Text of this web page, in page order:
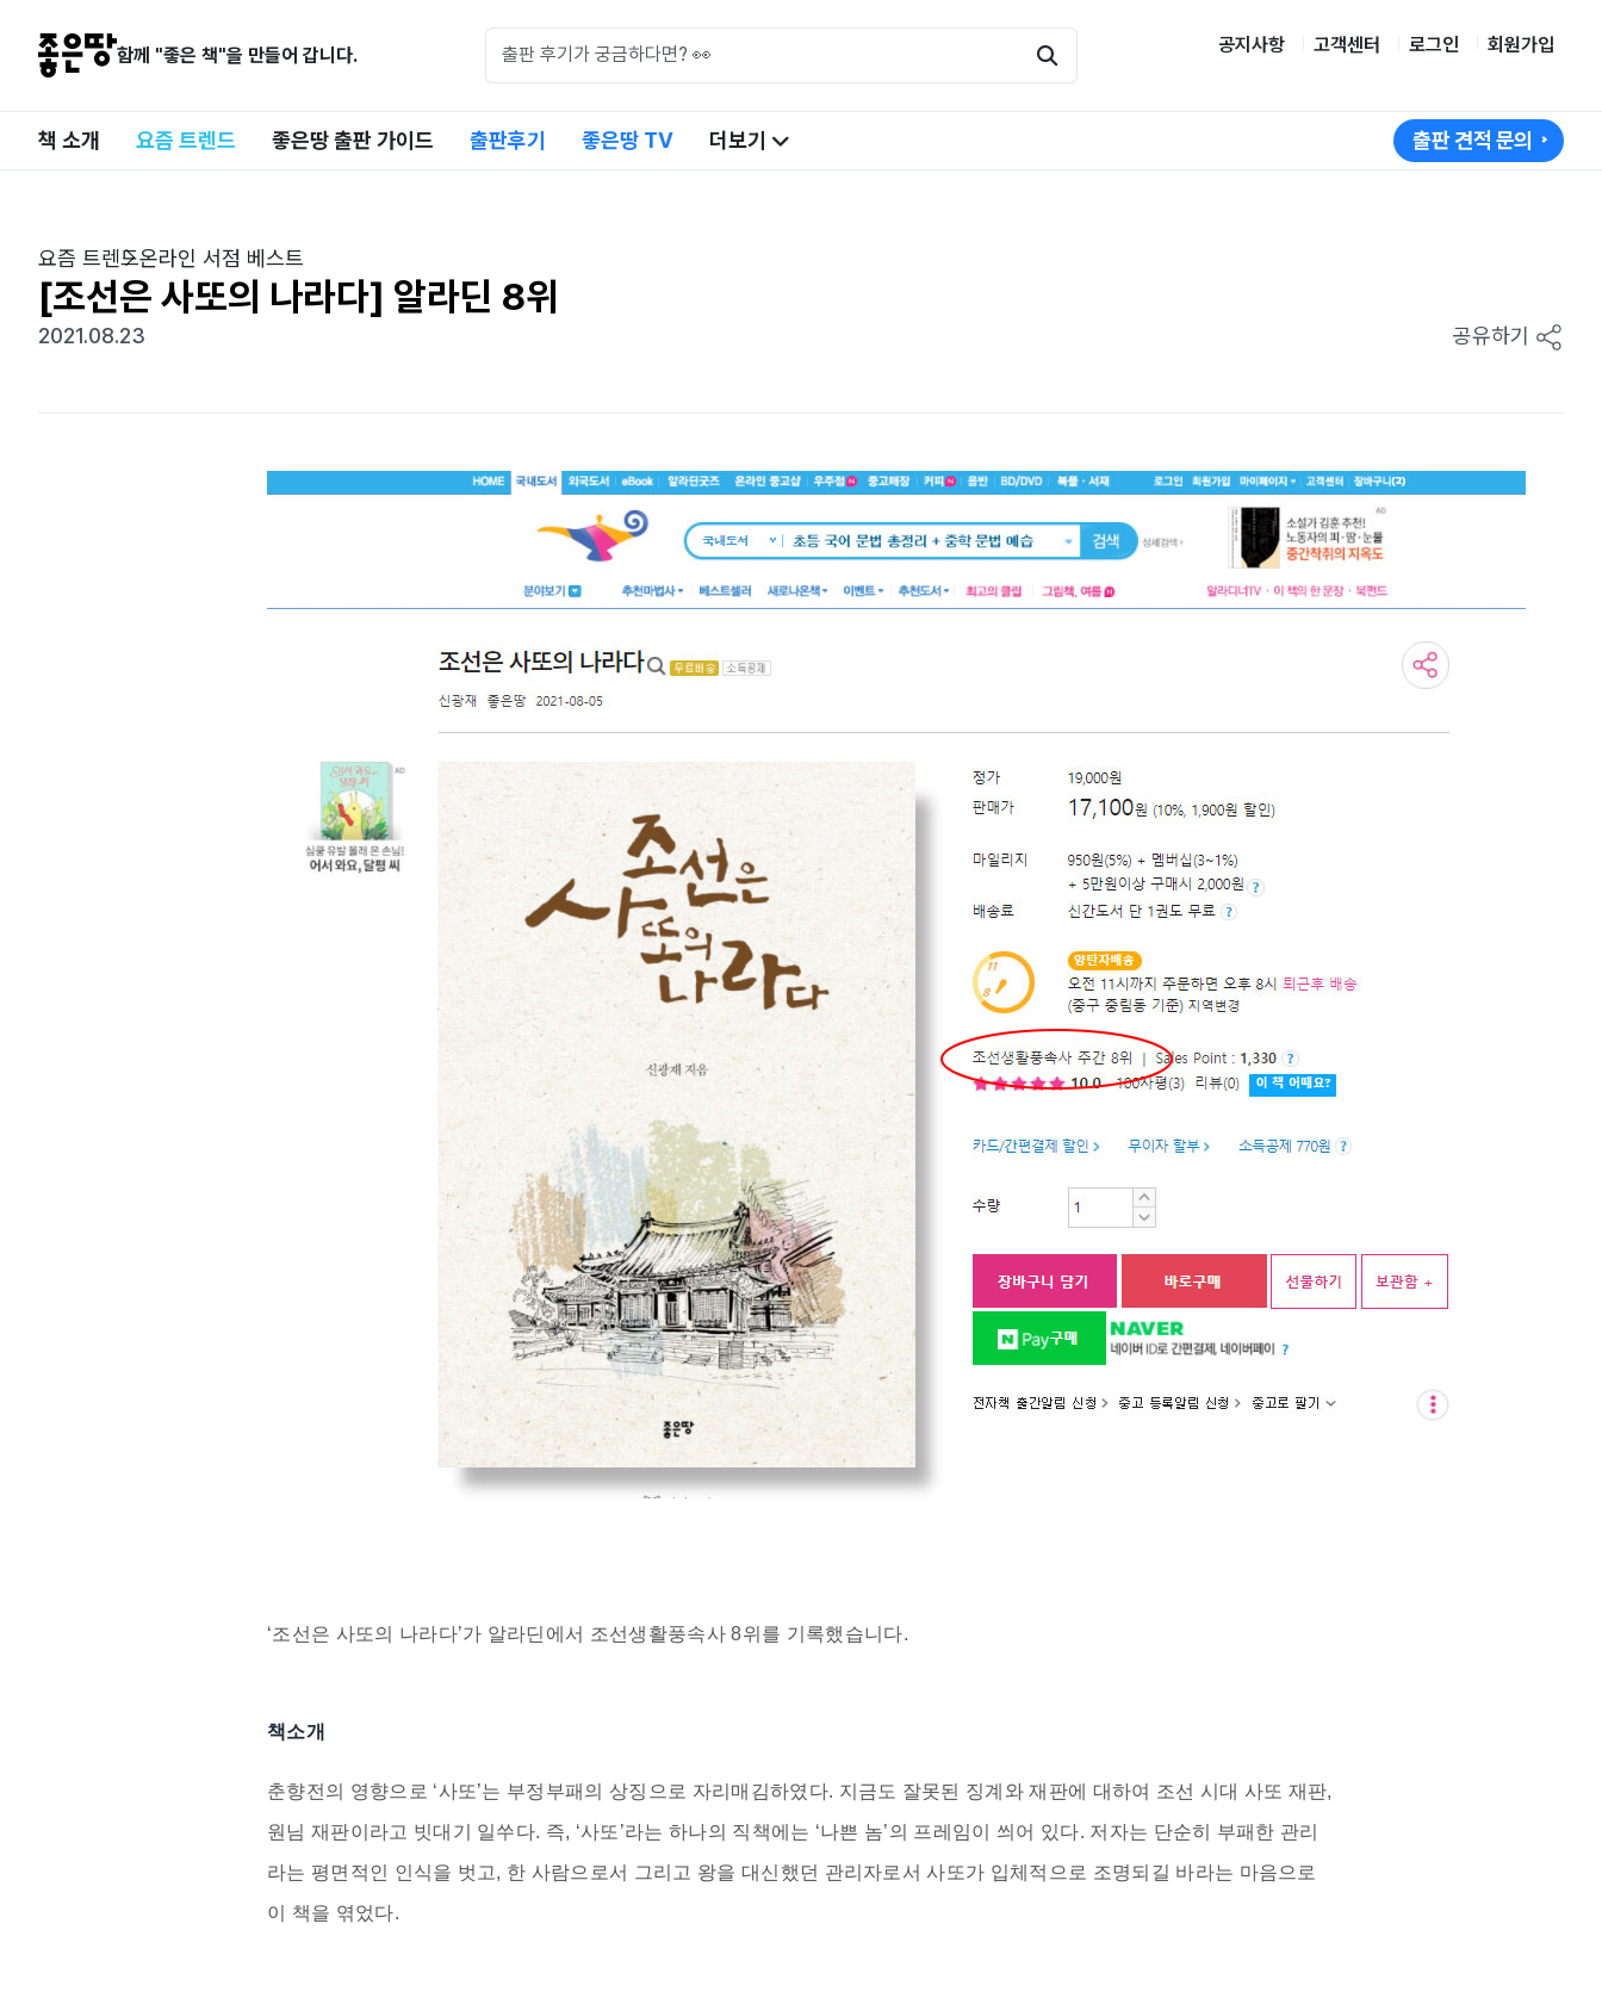
함께 "좋은 책"을 만들어 갑니다. 공지사항 고객센터 로그인 회원가입
책 소개 요즘 트렌드 좋은땅 출판 가이드 출판후기 좋은땅 TV 더보기 출판 견적 문의
요즘 트렌드온라인 서점 베스트
[조선은 사또의 나라다] 알라딘 8위
2021.08.23 공유하기
‘조선은 사또의 나라다’가 알라딘에서 조선생활풍속사8위 를 기록했습니다.
책소개
춘향전의 영향으로 ‘사또’는 부정부패의 상징으로 자리매김하였다. 지금도 잘못된 징계와 재판에 대하여 조선 시대 사또 재판,
원님 재판이라고 빗대기 일쑤다. 즉, ‘사또’라는 하나의 직책에는 ‘나쁜 놈’의 프레임이 씌어 있다. 저자는 단순히 부패한 관리
라는 평면적인 인식을 벗고, 한 사람으로서 그리고 왕을 대신했던 관리자로서 사또가 입체적으로 조명되길 바라는 마음으로
이 책을 엮었다.